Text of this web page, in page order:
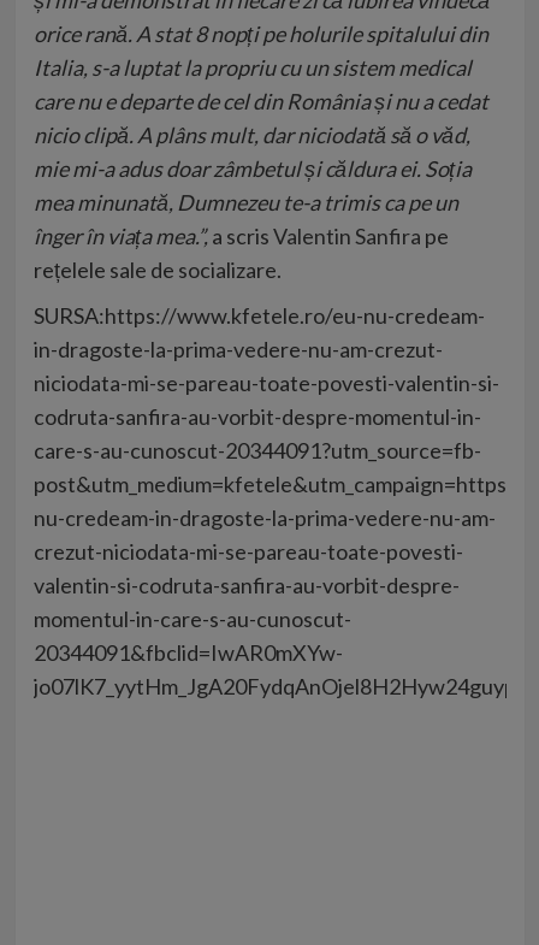
orice rană. A stat 8 nopți pe holurile spitalului din
Italia, s-a luptat la propriu cu un sistem medical
care nu e departe de cel din România și nu a cedat
nicio clipă. A plâns mult, dar niciodată să o văd,
mie mi-a adus doar zâmbetul și căldura ei. Soția
mea minunată, Dumnezeu te-a trimis ca pe un
înger în viața mea.”,a scrisValentin Sanfira pe
rețelele sale de socializare.
SURSA:https://www.kfetele.ro/eu-nu-credeam-
in-dragoste-la-prima-vedere-nu-am-crezut-
niciodata-mi-se-pareau-toate-povesti-valentin-si-
codruta-sanfira-au-vorbit-despre-momentul-in-
care-s-au-cunoscut-20344091?utm_source=fb-
nu-credeam-in-dragoste-la-prima-vedere-nu-am-
crezut-niciodata-mi-se-pareau-toate-povesti-
valentin-si-codruta-sanfira-au-vorbit-despre-
momentul-in-care-s-au-cunoscut-
20344091&fbclid=IwAR0mXYw-